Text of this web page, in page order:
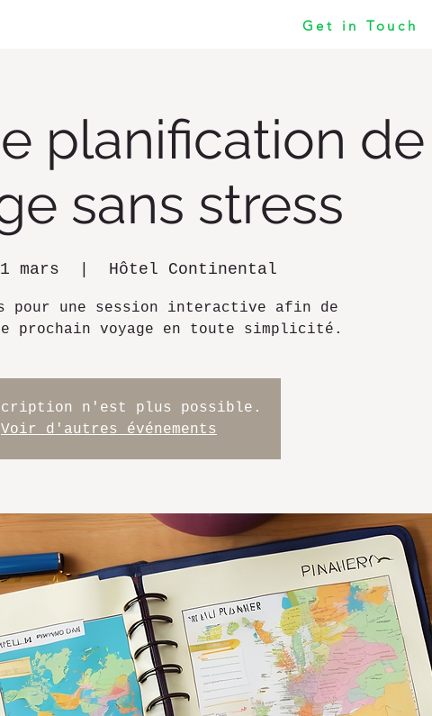
Get in Touch
planification de
sans stress
mars Hôtel Continental
pour une session interactive afin de
prochain voyage en toute simplicité.
n'est plus possible.
Voir d'autres événements